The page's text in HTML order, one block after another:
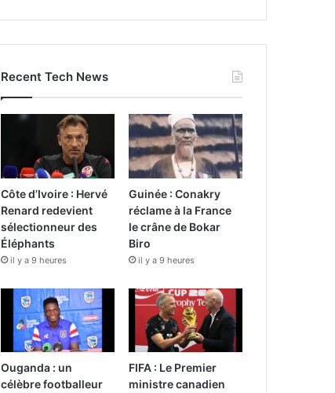
Recent Tech News
Côte d’Ivoire : Hervé
Renard redevient
sélectionneur des
Éléphants
il y a 9 heures
Guinée : Conakry
réclame à la France
le crâne de Bokar
Biro
il y a 9 heures
Ouganda : un
célèbre footballeur
FIFA : Le Premier
ministre canadien